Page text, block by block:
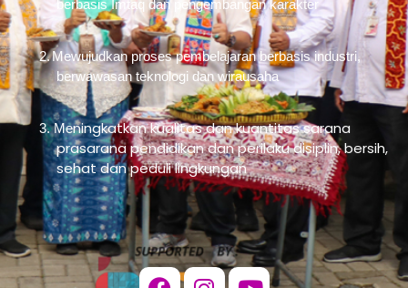
berbasis Imtaq dan pengembangan karakter
2.Mewujudkan proses pembelajaran berbasis industri,
berwawasan teknologi dan wirausaha
3. Meningkatkan kualitas dan kuantitas sarana
prasarana pendidikan dan perilaku disiplin, bersih,
sehat dan peduli lingkungan